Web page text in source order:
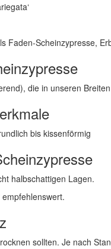
Faden-Scheinzypresse,
die in unseren
bis kissenförmig
halbschattigen Lagen.
sollten. Je nach